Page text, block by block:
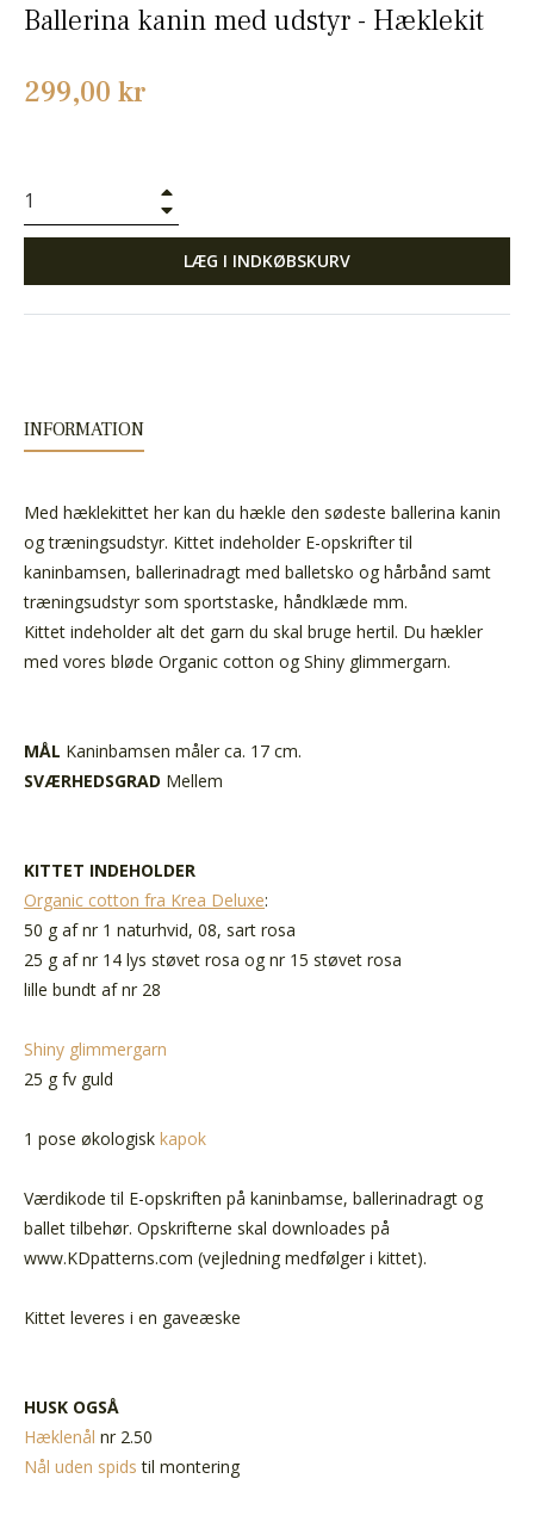
Ballerina kanin med udstyr - Hæklekit
Normalpris
299,00 kr
LÆG I INDKØBSKURV
INFORMATION
Med hæklekittet her kan du hækle den sødeste ballerina kanin
og træningsudstyr. Kittet indeholder E-opskrifter til
kaninbamsen, ballerinadragt med balletsko og hårbånd samt
træningsudstyr som sportstaske, håndklæde mm.
Kittet indeholder alt det garn du skal bruge hertil. Du hækler
med vores bløde Organic cotton og Shiny glimmergarn.
MÅL Kaninbamsen måler ca. 17 cm.
SVÆRHEDSGRAD Mellem
KITTET INDEHOLDER
Organic cotton fra Krea Deluxe:
50 g af nr 1 naturhvid, 08, sart rosa
25 g af nr 14 lys støvet rosa og nr 15 støvet rosa
lille bundt af nr 28
Shiny glimmergarn
25 g fv guld
1 pose økologisk kapok
Værdikode til E-opskriften på kaninbamse, ballerinadragt og
ballet tilbehør. Opskrifterne skal downloades på
www.KDpatterns.com (vejledning medfølger i kittet).
Kittet leveres i en gaveæske
HUSK OGSÅ
Hæklenål nr 2.50
Nål uden spids til montering